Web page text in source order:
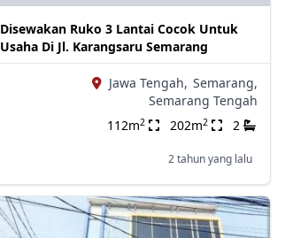
Disewakan Ruko 3 Lantai Cocok Untuk
Usaha Di Jl. Karangsaru Semarang
Jawa Tengah, Semarang,
Semarang Tengah
112m2 202m2 2
2 tahun yang lalu